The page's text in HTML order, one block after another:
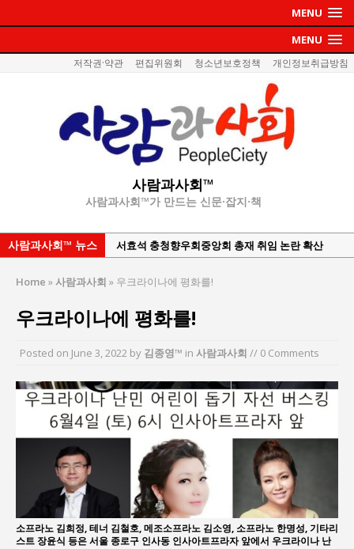
MENU
MENU
저작권·약관 편집위원회 청소년보호정책 개인정보취급방침
사람과사회™
사람과사회™가 만드는 신문·잡지·책
사람과사회™ 뉴스
서효석 충청향우회중앙회 총재 취임 논란 확산
“엄마의 절박함과 ‘실무형 정치인’으로 생활정치 실
김종대, “현대전, 강한 군대도 약해질 수 있다”
이홍원 작가, 생활문화상품 4종 판매
통일 지향 2국가론: 한반도 평화의 새로운 길
강산건설 박재윤 강제추행 사건, 무엇이 문제인가?
한국지방재정공제회, 2026년 정기 승진 인사 발표
서울방산보안협의회, 방산기술보호·공급망 보안
세미나 개최
Home »사람과사회 » 우크라이나에 평화를!
우크라이나에 평화를!
Posted on June 3, 2022 by 김종영™ in 사람과사회 // 0 Comments
소프라노 김희정, 테너 김철호, 메조소프라노 김소영, 소프라노 한명성, 기타리
스트 장윤식 등은 서울 종로구 인사동 인사아트프라자 앞에서 우크라이나 난